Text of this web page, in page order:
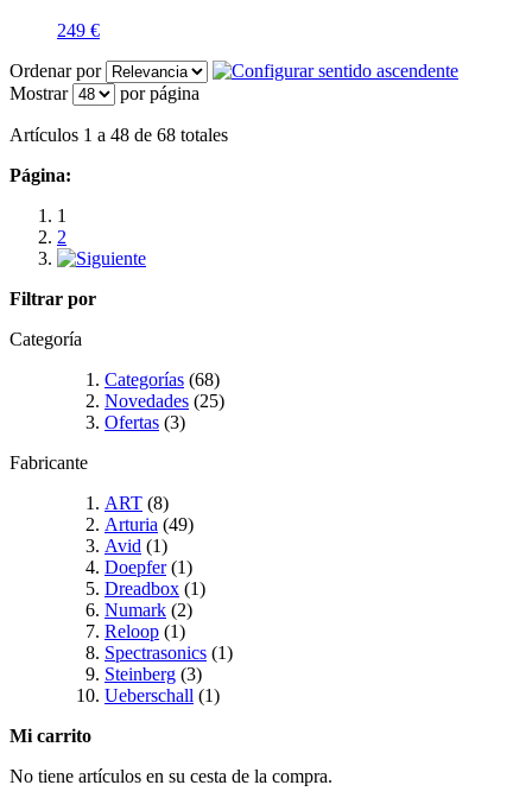
249 €
Ordenar por
Mostrar
por página
Artículos 1 a 48 de 68 totales
Página:
1
2
Filtrar por
Categoría
Categorías (68)
Novedades (25)
Ofertas (3)
Fabricante
ART (8)
Arturia (49)
Avid (1)
Doepfer(1)
Dreadbox (1)
Numark (2)
Reloop (1)
Spectrasonics (1)
Steinberg (3)
Ueberschall (1)
Mi carrito
No tiene artículos en su cesta de la compra.